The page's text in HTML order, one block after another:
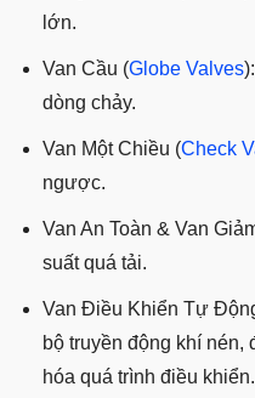
lớn.
Van Cầu (Globe Valves
dòng chảy.
Van Một Chiều (Check
ngược.
Van An Toàn & Van
suất quá tải.
Van Điều Khiển Tự
bộ truyền động khí
hóa quá trình điều khiển.